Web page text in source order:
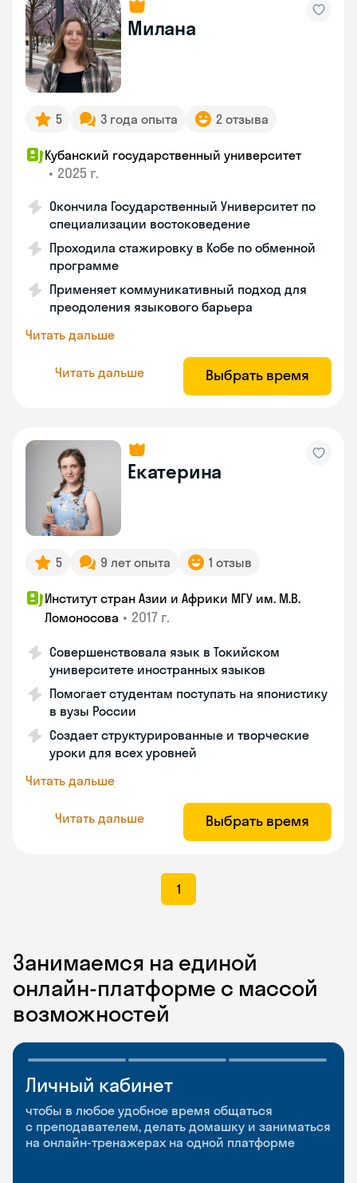
Милана
5 3 года опыта 2 отзыва
Кубанский государственный университет
• 2025 г.
Окончила Государственный Университет по
специализации востоковедение
Проходила стажировку в Кобе по обменной
программе
Применяет коммуникативный подход для
преодоления языкового барьера
Читать дальше
Читать дальше Выбрать время
Екатерина
5 9 лет опыта 1 отзыв
Институт стран Азии и Африки МГУ им. М.В.
Ломоносова • 2017 г.
Совершенствовала язык в Токийском
университете иностранных языков
Помогает студентам поступать на японистику
в вузы России
Создает структурированные и творческие
уроки для всех уровней
Читать дальше
Читать дальше Выбрать время
1
Занимаемся на единой
онлайн-платформе с массой
возможностей
Личный кабинет
чтобы в любое удобное время общаться
с преподавателем, делать домашку и заниматься
на онлайн-тренажерах на одной платформе
Мобильное
приложение
чтобы заниматься и изучать новые слова где
и когда удобно
Разговорные клубы
и Talks
Групповые занятия для разговорной практики
и индивидуальные встречи с преподавателями